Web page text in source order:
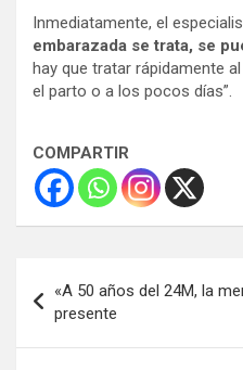
Inmediatamente, el
embarazada se trata, se
hay que tratar rápidamente
el parto o a los pocos días”.
COMPARTIR
de
entradas
«A 50 años del 24M, la
presente